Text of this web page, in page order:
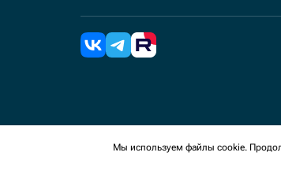
2026 Все права защищены. Мы
Мы используем файлы cookie.